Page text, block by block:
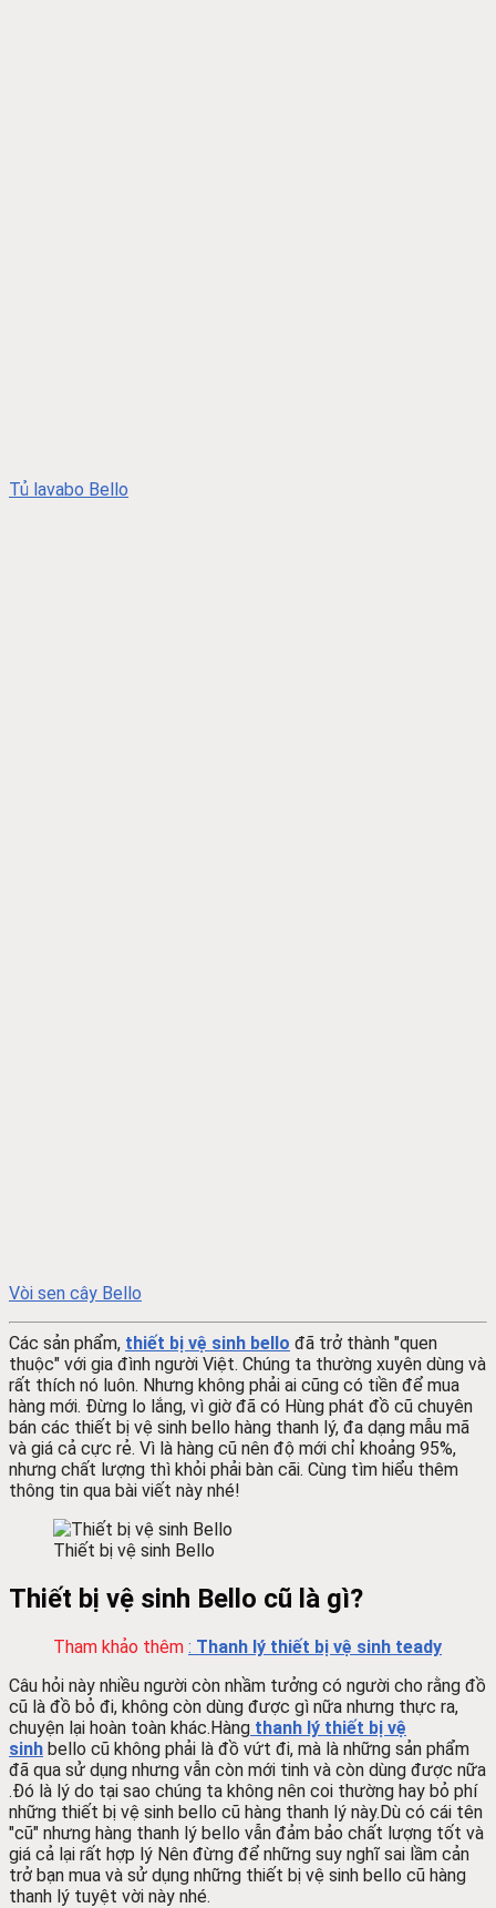
Tủ lavabo Bello
Vòi sen cây Bello
Các sản phẩm, thiết bị vệ sinh bello đã trở thành "quen
thuộc" với gia đình người Việt. Chúng ta thường xuyên dùng và
rất thích nó luôn. Nhưng không phải ai cũng có tiền để mua
hàng mới. Đừng lo lắng, vì giờ đã có Hùng phát đồ cũ chuyên
bán các thiết bị vệ sinh bello hàng thanh lý, đa dạng mẫu mã
và giá cả cực rẻ. Vì là hàng cũ nên độ mới chỉ khoảng 95%,
nhưng chất lượng thì khỏi phải bàn cãi. Cùng tìm hiểu thêm
thông tin qua bài viết này nhé!
Thiết bị vệ sinh Bello
Thiết bị vệ sinh Bello cũ là gì?
Tham khảo thêm : Thanh lý thiết bị vệ sinh teady
Câu hỏi này nhiều người còn nhầm tưởng có người cho rằng đồ
cũ là đồ bỏ đi, không còn dùng được gì nữa nhưng thực ra,
chuyện lại hoàn toàn khác.Hàng thanh lý thiết bị vệ
sinh bello cũ không phải là đồ vứt đi, mà là những sản phẩm
đã qua sử dụng nhưng vẫn còn mới tinh và còn dùng được nữa
.Đó là lý do tại sao chúng ta không nên coi thường hay bỏ phí
những thiết bị vệ sinh bello cũ hàng thanh lý này.Dù có cái tên
"cũ" nhưng hàng thanh lý bello vẫn đảm bảo chất lượng tốt và
giá cả lại rất hợp lý Nên đừng để những suy nghĩ sai lầm cản
trở bạn mua và sử dụng những thiết bị vệ sinh bello cũ hàng
thanh lý tuyệt vời này nhé.